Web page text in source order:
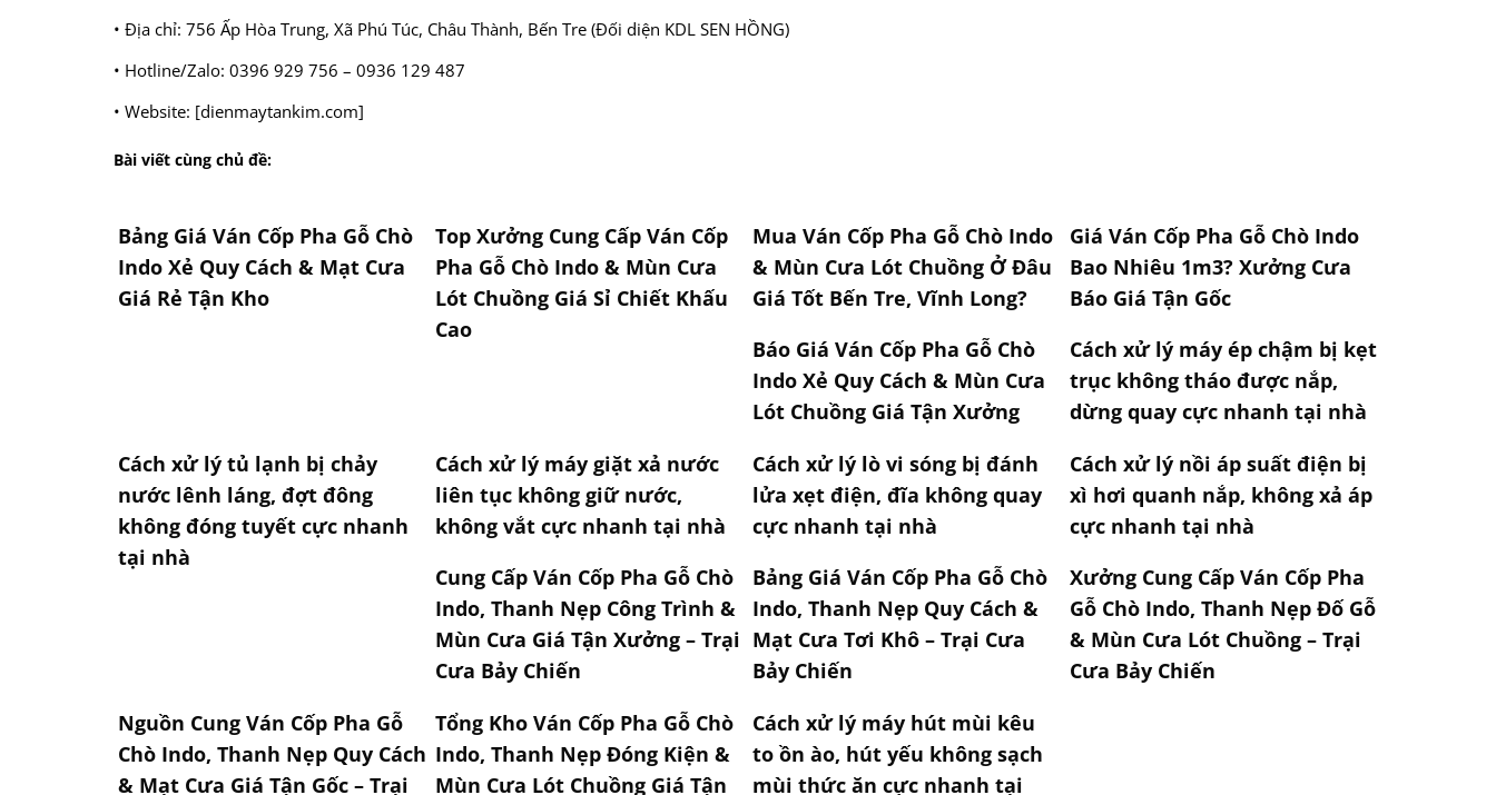
• Địa chỉ: 756 Ấp Hòa Trung, Xã Phú Túc, Châu Thành, Bến Tre (Đối diện KDL SEN HỒNG)
• Hotline/Zalo: 0396 929 756 – 0936 129 487
• Website: [dienmaytankim.com]
Bài viết cùng chủ đề:
Bảng Giá Ván Cốp Pha Gỗ Chò
Indo Xẻ Quy Cách & Mạt Cưa
Giá Rẻ Tận Kho
Top Xưởng Cung Cấp Ván Cốp
Pha Gỗ Chò Indo & Mùn Cưa
Lót Chuồng Giá Sỉ Chiết Khấu
Cao
Mua Ván Cốp Pha Gỗ Chò Indo
& Mùn Cưa Lót Chuồng Ở Đâu
Giá Tốt Bến Tre, Vĩnh Long?
Giá Ván Cốp Pha Gỗ Chò Indo
Bao Nhiêu 1m3? Xưởng Cưa
Báo Giá Tận Gốc
Báo Giá Ván Cốp Pha Gỗ Chò
Indo Xẻ Quy Cách & Mùn Cưa
Lót Chuồng Giá Tận Xưởng
Cách xử lý máy ép chậm bị kẹt
trục không tháo được nắp,
dừng quay cực nhanh tại nhà
Cách xử lý tủ lạnh bị chảy
nước lênh láng, đợt đông
không đóng tuyết cực nhanh
tại nhà
Cách xử lý máy giặt xả nước
liên tục không giữ nước,
không vắt cực nhanh tại nhà
Cách xử lý lò vi sóng bị đánh
lửa xẹt điện, đĩa không quay
cực nhanh tại nhà
Cách xử lý nồi áp suất điện bị
xì hơi quanh nắp, không xả áp
cực nhanh tại nhà
Cung Cấp Ván Cốp Pha Gỗ Chò
Indo, Thanh Nẹp Công Trình &
Mùn Cưa Giá Tận Xưởng – Trại
Cưa Bảy Chiến
Bảng Giá Ván Cốp Pha Gỗ Chò
Indo, Thanh Nẹp Quy Cách &
Mạt Cưa Tơi Khô – Trại Cưa
Bảy Chiến
Xưởng Cung Cấp Ván Cốp Pha
Gỗ Chò Indo, Thanh Nẹp Đố Gỗ
& Mùn Cưa Lót Chuồng – Trại
Cưa Bảy Chiến
Nguồn Cung Ván Cốp Pha Gỗ
Chò Indo, Thanh Nẹp Quy Cách
& Mạt Cưa Giá Tận Gốc – Trại
Tổng Kho Ván Cốp Pha Gỗ Chò
Indo, Thanh Nẹp Đóng Kiện &
Mùn Cưa Lót Chuồng Giá Tận
Cách xử lý máy hút mùi kêu
to ồn ào, hút yếu không sạch
mùi thức ăn cực nhanh tại